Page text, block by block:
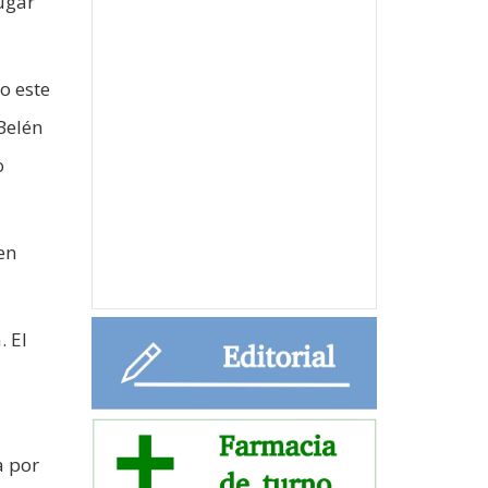
este
El
por